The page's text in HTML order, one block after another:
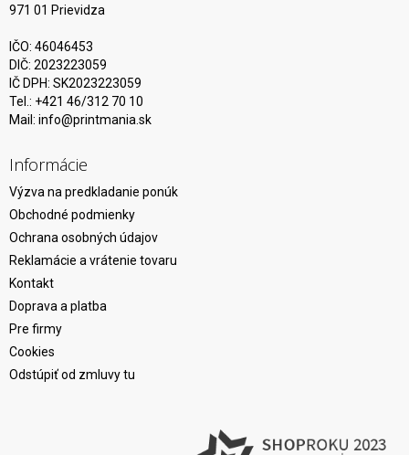
971 01 Prievidza
IČO: 46046453
DIČ: 2023223059
IČ DPH: SK2023223059
Tel.: +421 46/312 70 10
Mail: info@printmania.sk
Informácie
Výzva na predkladanie ponúk
Obchodné podmienky
Ochrana osobných údajov
Reklamácie a vrátenie tovaru
Kontakt
Doprava a platba
Pre firmy
Cookies
Odstúpiť od zmluvy tu